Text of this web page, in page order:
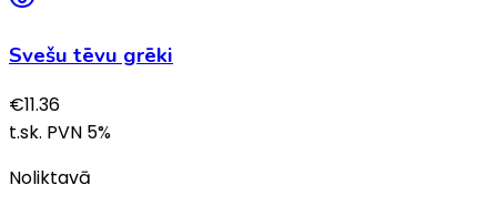
Svešu tēvu grēki
€11.36
t.sk. PVN 5%
Noliktavā